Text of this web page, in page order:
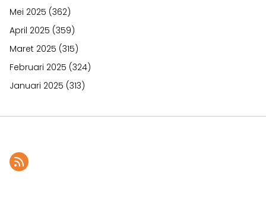
Mei 2025 (362)
April 2025 (359)
Maret 2025 (315)
Februari 2025 (324)
Januari 2025 (313)